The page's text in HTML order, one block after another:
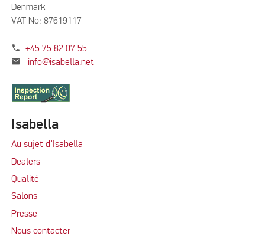
Denmark
VAT No: 87619117
phone +45 75 82 07 55
mail info@isabella.net
Isabella
Au sujet d’Isabella
Dealers
Qualité
Salons
Presse
Nous contacter